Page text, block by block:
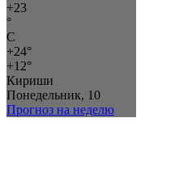
+23
°
C
+24°
+12°
Кириши
Понедельник, 10
Прогноз на неделю